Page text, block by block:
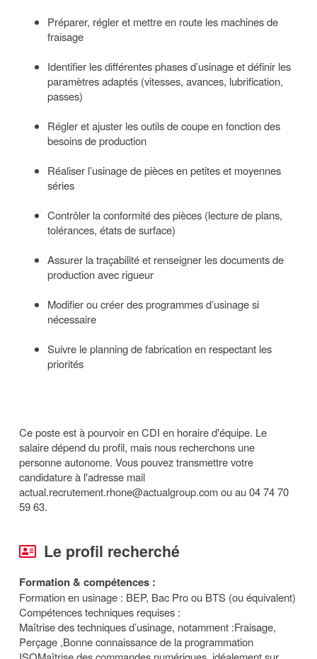
Préparer, régler et mettre en route les machines de
fraisage
Identifier les différentes phases d’usinage et définir les
paramètres adaptés (vitesses, avances, lubrification,
passes)
Régler et ajuster les outils de coupe en fonction des
besoins de production
Réaliser l’usinage de pièces en petites et moyennes
séries
Contrôler la conformité des pièces (lecture de plans,
tolérances, états de surface)
Assurer la traçabilité et renseigner les documents de
production avec rigueur
Modifier ou créer des programmes d’usinage si
nécessaire
Suivre le planning de fabrication en respectant les
priorités
Ce poste est à pourvoir en CDI en horaire d'équipe. Le
salaire dépend du profil, mais nous recherchons une
personne autonome. Vous pouvez transmettre votre
candidature à l'adresse mail
actual.recrutement.rhone@actualgroup.com ou au 04 74 70
59 63.
Le profil recherché
Formation & compétences :
Formation en usinage : BEP, Bac Pro ou BTS (ou équivalent)
Compétences techniques requises :
Maîtrise des techniques d’usinage, notamment :Fraisage,
Perçage ,Bonne connaissance de la programmation